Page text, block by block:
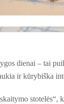
dienai – tai
ir kūrybiška
stotelės“,